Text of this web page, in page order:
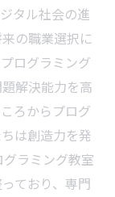
タル社会の進
の職業選択に
ログラミング
解決能力を高
ろからプログ
は創造力を発
ラミング教室
ており、専門